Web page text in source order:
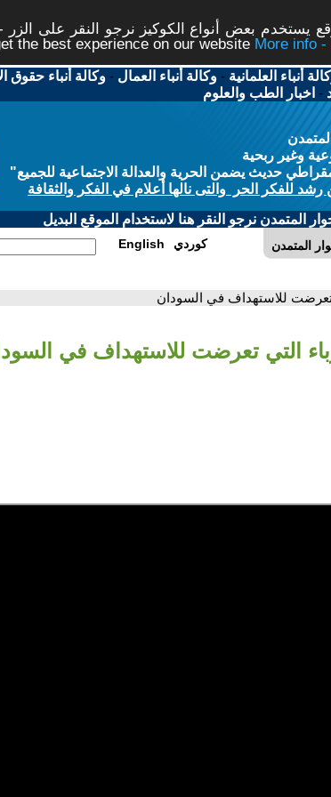
يستخدم بعض أنواع الكوكيز نرجو النقر على
the best experience on our website
أنباء العلمانية -وكالة أنباء العمال -وكالة أنباء حقوق
- اخبار الطب والعلوم
وغير ربحية
حديث يضمن الحرية والعدالة الاجتماعية للجميع"
للفكر الحر والتى نالها أعلام في الفكر والثقافة
المتمدن نرجو النقر هنا لاستخدام الموقع البديل
المتمدن English كوردي
تعرضت للاستهداف في السودان
التي تعرضت للاستهداف في